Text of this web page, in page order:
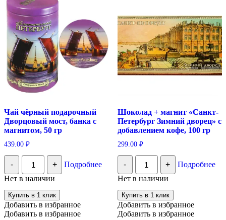
Чай чёрный подарочный
Дворцовый мост, банка с
магнитом, 50 гр
439.00 ₽
-
Количество
Чай
чёрный
подарочный
Дворцовый
мост,
банка
с
+
Подробнее
Нет в наличии
Купить в 1 клик
Добавить в избранное
Добавить в избранное
Шоколад + магнит «Санкт-
Петербург Зимний дворец» с
добавлением кофе, 100 гр
299.00 ₽
-
Количество
Шоколад
+
магнит
"Санкт-
Петербург
Зимний
дворец"
+
Подробнее
Нет в наличии
Купить в 1 клик
Добавить в избранное
Добавить в избранное